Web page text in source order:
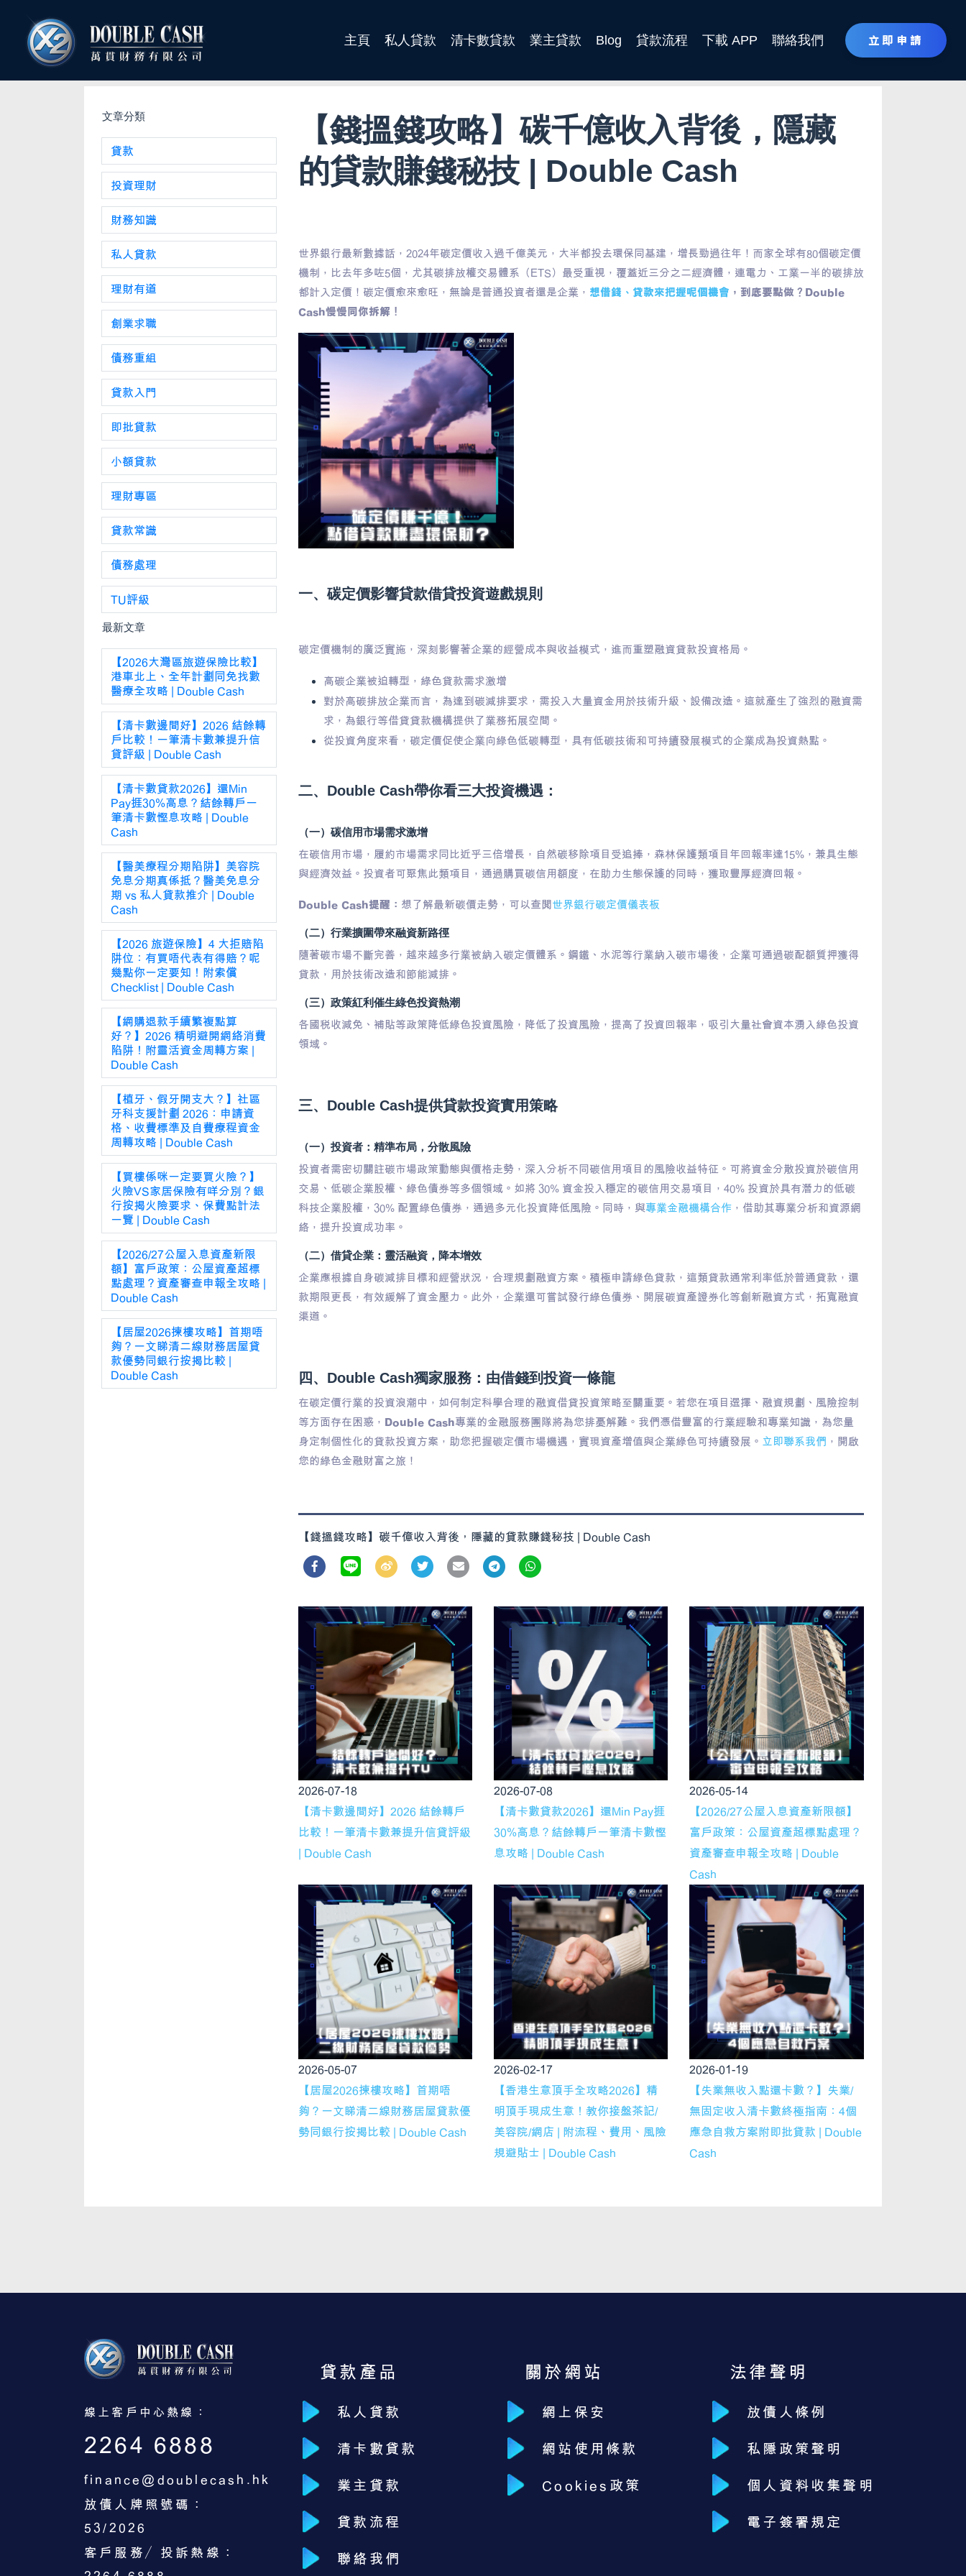
主頁 私人貸款 清卡數貸款 業主貸款 Blog 貸款流程 下載 APP 聯絡我們 立即申請
文章分類
貸款
投資理財
財務知識
私人貸款
理財有道
創業求職
債務重組
貸款入門
即批貸款
小額貸款
理財專區
貸款常識
債務處理
TU評級
最新文章
【2026大灣區旅遊保險比較】
港車北上、全年計劃同免找數
醫療全攻略 | Double Cash
【清卡數邊間好】2026 結餘轉
戶比較！一筆清卡數兼提升信
貸評級 | Double Cash
【清卡數貸款2026】還Min
Pay捱30%高息？結餘轉戶一
筆清卡數慳息攻略 | Double
Cash
【醫美療程分期陷阱】美容院
免息分期真係抵？醫美免息分
期 vs 私人貸款推介 | Double
Cash
【2026 旅遊保險】4 大拒賠陷
阱位：有買唔代表有得賠？呢
幾點你一定要知！附索償
Checklist | Double Cash
【網購退款手續繁複點算
好？】2026 精明避開網絡消費
陷阱！附靈活資金周轉方案 |
Double Cash
【植牙、假牙開支大？】社區
牙科支援計劃 2026：申請資
格、收費標準及自費療程資金
周轉攻略 | Double Cash
【買樓係咪一定要買火險？】
火險VS家居保險有咩分別？銀
行按揭火險要求、保費點計法
一覽 | Double Cash
【2026/27公屋入息資產新限
額】富戶政策：公屋資產超標
點處理？資產審查申報全攻略 |
Double Cash
【居屋2026揀樓攻略】首期唔
夠？一文睇清二線財務居屋貸
款優勢同銀行按揭比較 |
Double Cash
【錢搵錢攻略】碳千億收入背後，隱藏
的貸款賺錢秘技 | Double Cash
世界銀行最新數據話，2024年碳定價收入過千億美元，大半都投去環保同基建，增長勁過往年！而家全球有80個碳定價
機制，比去年多咗5個，尤其碳排放權交易體系（ETS）最受重視，覆蓋近三分之二經濟體，連電力、工業一半的碳排放
都計入定價！碳定價愈來愈旺，無論是普通投資者還是企業， 想借錢、貸款來把握呢個機會 ，到底要點做？Double
Cash慢慢同你拆解！
一、碳定價影響貸款借貸投資遊戲規則
碳定價機制的廣泛實施，深刻影響著企業的經營成本與收益模式，進而重塑融資貸款投資格局。
高碳企業被迫轉型，綠色貸款需求激增
對於高碳排放企業而言，為達到碳減排要求，需投入大量資金用於技術升級、設備改造。這就產生了強烈的融資需
求，為銀行等借貸貸款機構提供了業務拓展空間。
從投資角度來看，碳定價促使企業向綠色低碳轉型，具有低碳技術和可持續發展模式的企業成為投資熱點。
二、Double Cash帶你看三大投資機遇：
（一）碳信用市場需求激增​
在碳信用市場，履約市場需求同比近乎三倍增長，自然碳移除項目受追捧，森林保護類項目年回報率達15%，兼具生態
與經濟效益。投資者可聚焦此類項目，通過購買碳信用額度，在助力生態保護的同時，獲取豐厚經濟回報。​
Double Cash提醒： 想了解最新碳價走勢，可以查閱 世界銀行碳定價儀表板
（二）行業擴圍帶來融資新路徑​
隨著碳市場不斷完善，越來越多行業被納入碳定價體系。鋼鐵、水泥等行業納入碳市場後，企業可通過碳配額質押獲得
貸款，用於技術改造和節能減排。​
（三）政策紅利催生綠色投資熱潮​
各國稅收減免、補貼等政策降低綠色投資風險，降低了投資風險，提高了投資回報率，吸引大量社會資本湧入綠色投資
領域。
三、Double Cash提供貸款投資實用策略​
（一）投資者：精準布局，分散風險​
投資者需密切關註碳市場政策動態與價格走勢，深入分析不同碳信用項目的風險收益特征。可將資金分散投資於碳信用
交易、低碳企業股權、綠色債券等多個領域。如將 30% 資金投入穩定的碳信用交易項目，40% 投資於具有潛力的低碳
科技企業股權，30% 配置綠色債券，通過多元化投資降低風險。同時，與專業金融機構合作，借助其專業分析和資源網
絡，提升投資成功率。​
（二）借貸企業：靈活融資，降本增效​
企業應根據自身碳減排目標和經營狀況，合理規劃融資方案。積極申請綠色貸款，這類貸款通常利率低於普通貸款，還
款期限更長，有效緩解了資金壓力。此外，企業還可嘗試發行綠色債券、開展碳資產證券化等創新融資方式，拓寬融資
渠道。​
四、Double Cash獨家服務：由借錢到投資一條龍
在碳定價行業的投資浪潮中，如何制定科學合理的融資借貸投資策略至關重要。若您在項目選擇、融資規劃、風險控制
等方面存在困惑，
Double Cash專業的金融服務團隊將為您排憂解難。我們憑借豐富的行業經驗和專業知識，為您量
身定制個性化的貸款投資方案，助您把握碳定價市場機遇，實現資產增值與企業綠色可持續發展。 立即聯系我們 ，開啟
您的綠色金融財富之旅！
【錢搵錢攻略】碳千億收入背後，隱藏的貸款賺錢秘技 | Double Cash
2026-07-18
【清卡數邊間好】2026 結餘轉戶
比較！一筆清卡數兼提升信貸評級
| Double Cash
2026-07-08
【清卡數貸款2026】還Min Pay捱
30%高息？結餘轉戶一筆清卡數慳
息攻略 | Double Cash
2026-05-14
【2026/27公屋入息資產新限額】
富戶政策：公屋資產超標點處理？
資產審查申報全攻略 | Double
Cash
2026-05-07
【居屋2026揀樓攻略】首期唔
夠？一文睇清二線財務居屋貸款優
勢同銀行按揭比較 | Double Cash
2026-02-17
【香港生意頂手全攻略2026】精
明頂手現成生意！教你接盤茶記/
美容院/網店 | 附流程、費用、風險
規避貼士 | Double Cash
2026-01-19
【失業無收入點還卡數？】失業/
無固定收入清卡數終極指南：4個
應急自救方案附即批貸款 | Double
Cash
線上客戶中心熱線：
2264 6888
finance@doublecash.hk
放債人牌照號碼：
53/2026
客戶服務／投訴熱線：
貸款產品
私人貸款
清卡數貸款
業主貸款
貸款流程
聯絡我們
關於網站
網上保安
網站使用條款
Cookies政策
法律聲明
放債人條例
私隱政策聲明
個人資料收集聲明
電子簽署規定